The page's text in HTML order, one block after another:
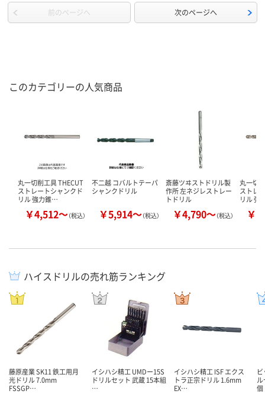
前のページへ 次のページへ
このカテゴリーの人気商品
丸一切削工具 THECUT
ストレートシャンクド
リル 強力錐…
￥4,512～（税込）
不二越 コバルトテーパ
シャンクドリル
￥5,914～（税込）
斎藤ツヰストドリル製
作所 左ネジレストレー
トドリル
￥4,790～（税込）
丸一切
ストレ
リル 強
￥
ハイスドリルの売れ筋ランキング
藤原産業 SK11 鉄工用月
光ドリル 7.0mm
FSSGP…
イシハシ精工 UMDー15S
ドリルセット 武蔵 15本組
…
イシハシ精工 ISF エクス
トラ正宗ドリル 1.6mm
EX…
ル
個